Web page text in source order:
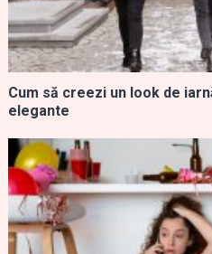
Cum să creezi un look de
elegante